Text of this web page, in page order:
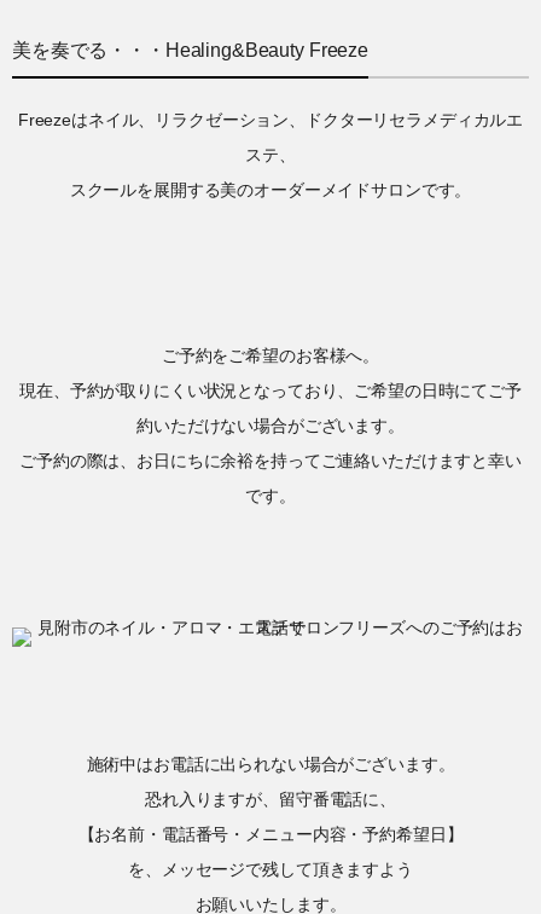
美を奏でる・・・Healing&Beauty Freeze
Freezeはネイル、リラクゼーション、ドクターリセラメディカルエ
ステ、
スクールを展開する美のオーダーメイドサロンです。
ご予約をご希望のお客様へ。
現在、予約が取りにくい状況となっており、ご希望の日時にてご予
約いただけない場合がございます。
ご予約の際は、お日にちに余裕を持ってご連絡いただけますと幸い
です。
施術中はお電話に出られない場合がございます。
恐れ入りますが、留守番電話に、
【お名前・電話番号・メニュー内容・予約希望日】
を、メッセージで残して頂きますよう
お願いいたします。